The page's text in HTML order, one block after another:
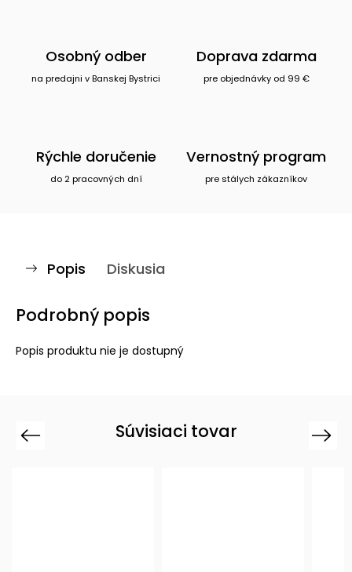
Osobný odber
na predajni v Banskej Bystrici
Doprava zdarma
pre objednávky od 99 €
Rýchle doručenie
do 2 pracovných dní
Vernostný program
pre stálych zákazníkov
Popis Diskusia
Podrobný popis
Popis produktu nie je dostupný
Súvisiaci tovar
Previous Next